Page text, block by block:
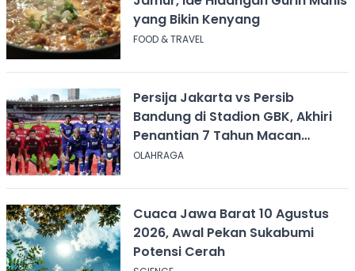
yang Bikin Kenyang
FOOD & TRAVEL
Persija Jakarta vs Persib
Bandung di Stadion GBK, Akhiri
Penantian 7 Tahun Macan
Kemayoran
OLAHRAGA
Cuaca Jawa Barat 10 Agustus
2026, Awal Pekan Sukabumi
Potensi Cerah